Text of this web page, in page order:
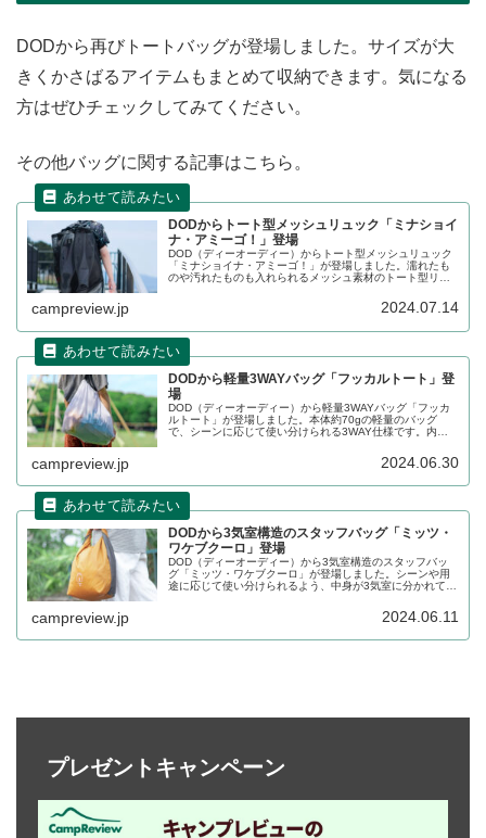
DODから再びトートバッグが登場しました。サイズが大
きくかさばるアイテムもまとめて収納できます。気になる
方はぜひチェックしてみてください。
その他バッグに関する記事はこちら。
DODからトート型メッシュリュック「ミナショイ
ナ・アミーゴ！」登場
DOD（ディーオーディー）からトート型メッシュリュック
「ミナショイナ・アミーゴ！」が登場しました。濡れたも
のや汚れたものも入れられるメッシュ素材のトート型リュ
campreview.jp 2024.07.14
DODから軽量3WAYバッグ「フッカルトート」登
場
DOD（ディーオーディー）から軽量3WAYバッグ「フッカ
ルトート」が登場しました。本体約70gの軽量のバッグ
で、シーンに応じて使い分けられる3WAY仕様です。内側
い際もコンパクトになります。詳細をレビューします。
campreview.jp 2024.06.30
DODから3気室構造のスタッフバッグ「ミッツ・
ワケブクーロ」登場
DOD（ディーオーディー）から3気室構造のスタッフバッ
グ「ミッツ・ワケブクーロ」が登場しました。シーンや用
途に応じて使い分けられるよう、中身が3気室に分かれてい
した70Dナイロンが採用されています。詳細をレビューし
campreview.jp 2024.06.11
プレゼントキャンペーン